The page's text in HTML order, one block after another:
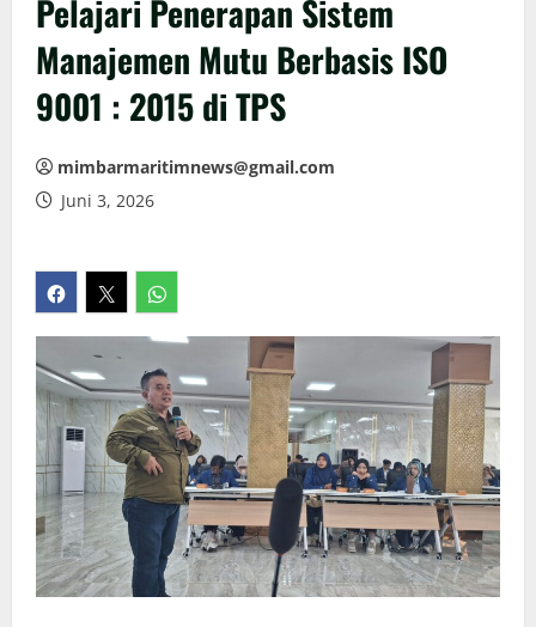
Pelajari Penerapan Sistem
Manajemen Mutu Berbasis ISO
9001 : 2015 di TPS
mimbarmaritimnews@gmail.com
Juni 3, 2026